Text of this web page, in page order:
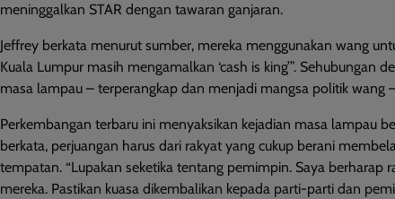
meninggalkan STAR dengan tawaran ganjaran.
Jeffrey berkata menurut sumber, mereka menggunakan wang
Kuala Lumpur masih mengamalkan ‘cash is king’”.
masa lampau – terperangkap dan menjadi mangsa politik wang
Perkembangan terbaru ini menyaksikan kejadian masa lampau
berkata, perjuangan harus dari rakyat yang cukup berani
tempatan. “Lupakan seketika tentang pemimpin. Saya berharap
mereka. Pastikan kuasa dikembalikan kepada parti-parti dan